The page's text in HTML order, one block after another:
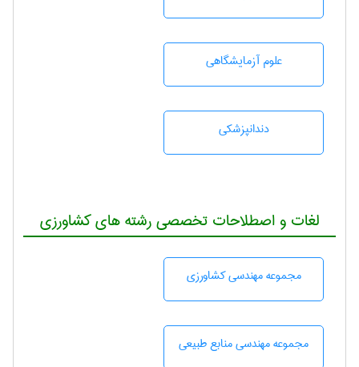
علوم آزمايشگاهی
دندانپزشكی
لغات و اصطلاحات تخصصی رشته های کشاورزی
مجموعه مهندسی كشاورزی
مجموعه مهندسی منابع طبيعی